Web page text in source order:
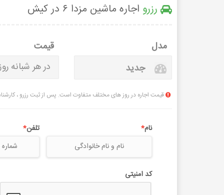
رزرو اجاره ماشین مزدا ۶ در کیش
مدل
قیمت
جدید
در هر شبانه
قیمت اجاره در روز های مختلف متفاوت است. پس از ثبت رزرو ،
نام* تلفن*
کد امنیتی